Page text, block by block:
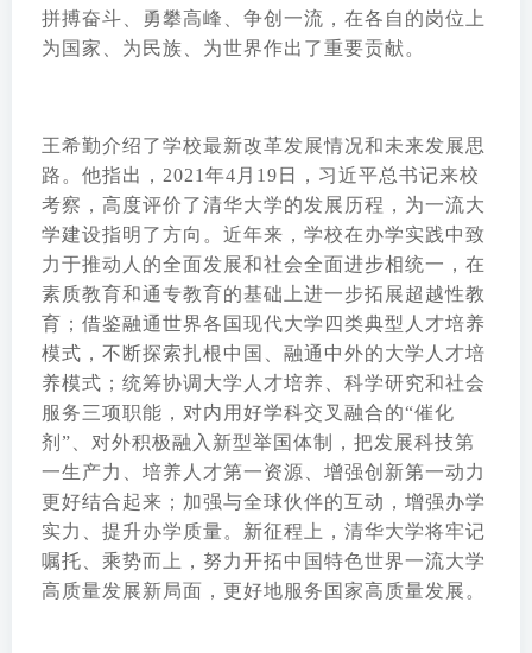
拼搏奋斗、勇攀高峰、争创一流，在各自的岗位上
为国家、为民族、为世界作出了重要贡献。
王希勤介绍了学校最新改革发展情况和未来发展思
路。他指出，2021年4月19日，习近平总书记来校
考察，高度评价了清华大学的发展历程，为一流大
学建设指明了方向。近年来，学校在办学实践中致
力于推动人的全面发展和社会全面进步相统一，在
素质教育和通专教育的基础上进一步拓展超越性教
育；借鉴融通世界各国现代大学四类典型人才培养
模式，不断探索扎根中国、融通中外的大学人才培
养模式；统筹协调大学人才培养、科学研究和社会
服务三项职能，对内用好学科交叉融合的“催化
剂”、对外积极融入新型举国体制，把发展科技第
一生产力、培养人才第一资源、增强创新第一动力
更好结合起来；加强与全球伙伴的互动，增强办学
实力、提升办学质量。新征程上，清华大学将牢记
嘱托、乘势而上，努力开拓中国特色世界一流大学
高质量发展新局面，更好地服务国家高质量发展。